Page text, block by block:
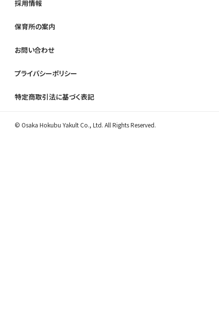
採用情報
保育所の案内
お問い合わせ
プライバシーポリシー
特定商取引法に基づく表記
© Osaka Hokubu Yakult Co., Ltd. All Rights Reserved.